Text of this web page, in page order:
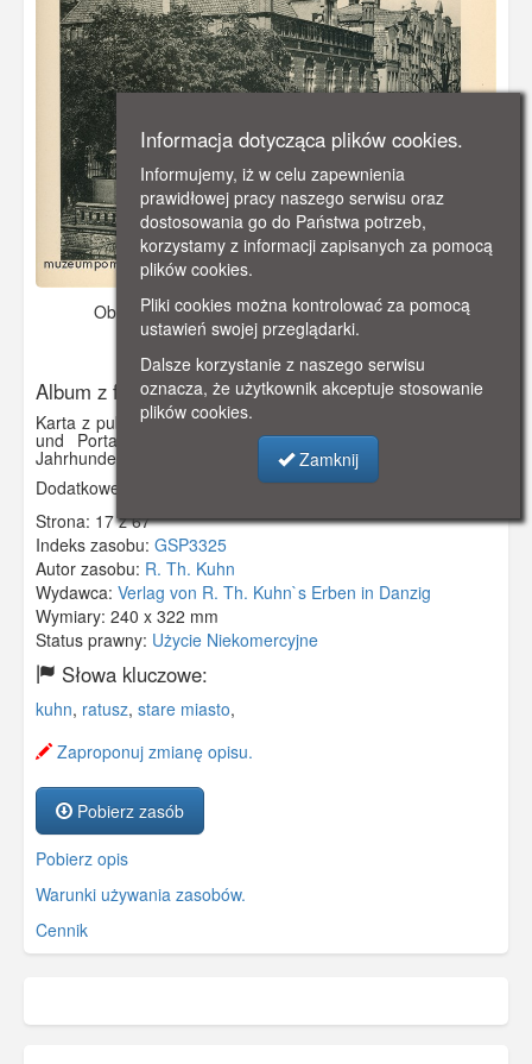
Obraz pochodzi z1901 r.Dodano: 2021-11-17 13:00
Wyświetlono: 2764
Album z fotografiami R.Th. Kuhna
Karta z publikacji „Alt-Danzig (Charakteristiche Giebelbauten
und Portale in Danzig aus der Zeit vom 14. bis 18.
Jahrhundert)”.
Dodatkowe informacje: Ratusz Staromiejski
Strona: 17 z 67
Indeks zasobu: GSP3325
Autor zasobu: R. Th. Kuhn
Wydawca: Verlag von R. Th. Kuhn`s Erben in Danzig
Wymiary: 240 x 322 mm
Status prawny: Użycie Niekomercyjne
Słowa kluczowe:
kuhn, ratusz, stare miasto,
Zaproponuj zmianę opisu.
Pobierz zasób
Pobierz opis
Warunki używania zasobów.
Cennik
Informacja dotycząca plików cookies.
Informujemy, iż w celu zapewnienia
prawidłowej pracy naszego serwisu oraz
dostosowania go do Państwa potrzeb,
korzystamy z informacji zapisanych za pomocą
plików cookies.
Pliki cookies można kontrolować za pomocą
ustawień swojej przeglądarki.
Dalsze korzystanie z naszego serwisu
oznacza, że użytkownik akceptuje stosowanie
plików cookies.
Zamknij